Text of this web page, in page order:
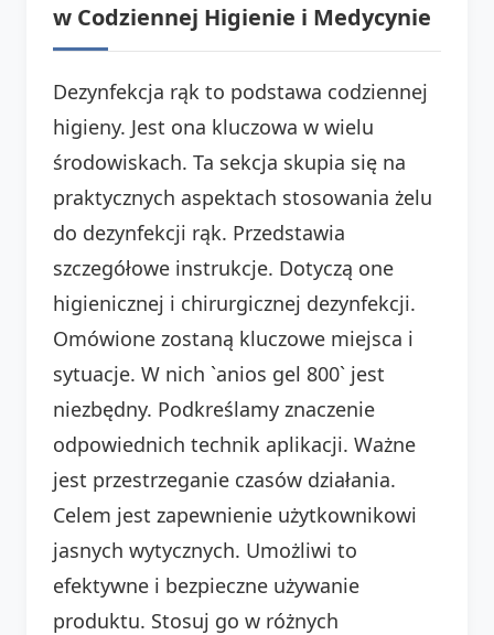
w Codziennej Higienie i Medycynie
Dezynfekcja rąk to podstawa codziennej
higieny. Jest ona kluczowa w wielu
środowiskach. Ta sekcja skupia się na
praktycznych aspektach stosowania żelu
do dezynfekcji rąk. Przedstawia
szczegółowe instrukcje. Dotyczą one
higienicznej i chirurgicznej dezynfekcji.
Omówione zostaną kluczowe miejsca i
sytuacje. W nich `anios gel 800` jest
niezbędny. Podkreślamy znaczenie
odpowiednich technik aplikacji. Ważne
jest przestrzeganie czasów działania.
Celem jest zapewnienie użytkownikowi
jasnych wytycznych. Umożliwi to
efektywne i bezpieczne używanie
produktu. Stosuj go w różnych